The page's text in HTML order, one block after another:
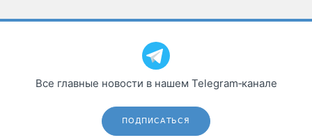
Все главные новости в нашем Telegram‑канале
ПОДПИСАТЬСЯ